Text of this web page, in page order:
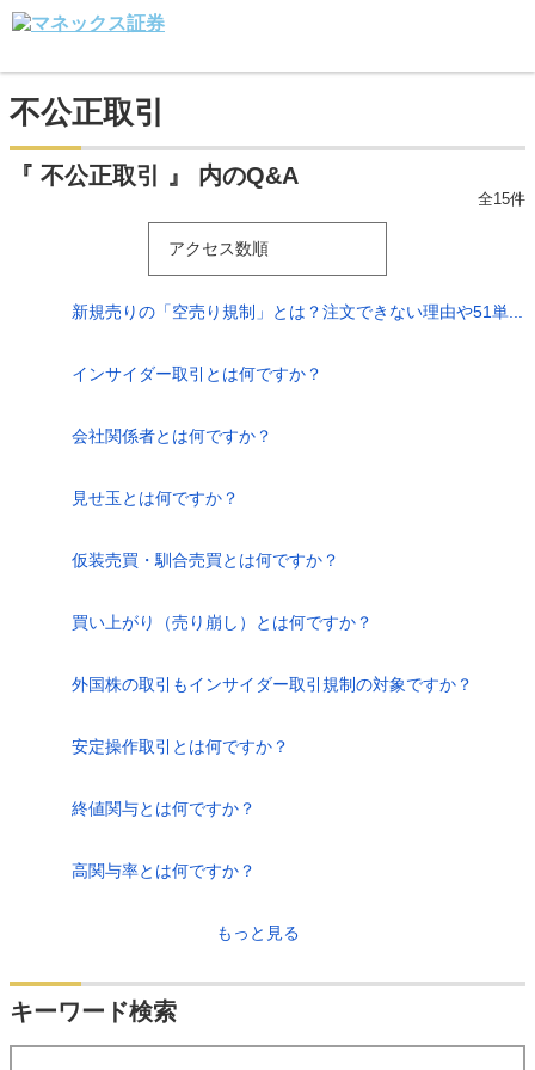
不公正取引
『 不公正取引 』 内のQ&A
全15件
アクセス数順
新規売りの「空売り規制」とは？注文できない理由や51単...
インサイダー取引とは何ですか？
会社関係者とは何ですか？
見せ玉とは何ですか？
仮装売買・馴合売買とは何ですか？
買い上がり（売り崩し）とは何ですか？
外国株の取引もインサイダー取引規制の対象ですか？
安定操作取引とは何ですか？
終値関与とは何ですか？
高関与率とは何ですか？
もっと見る
キーワード検索